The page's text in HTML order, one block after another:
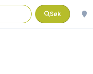
Søk